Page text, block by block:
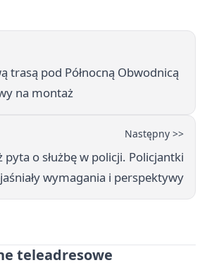
trasą pod Północną Obwodnicą
na montaż
Następny >>
pyta o służbę w policji. Policjantki
wymagania i perspektywy
teleadresowe